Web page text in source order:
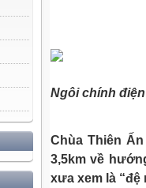
Ngôi chính
Chùa Thiên
3,5km về
xưa xem là “đệ